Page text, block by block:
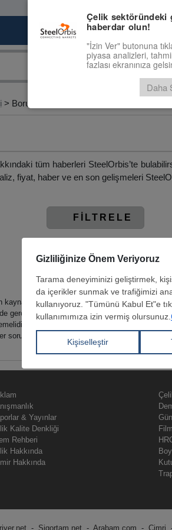
Pazaryeri
> Boru > Profil
tüm haberleri SteelOrbis’te
fiyat, haber ve en son gelişmeleri
FİLTRELE
Kayıt
kaynaklardan alınmasına rağmen, bu bilgilerin
gerçekleşen işlemlerden toplanan bilgileri
Bu bilgilerin ticari amaçlı işlemlerde
için Müşteri Hizmetleri Birimi ile
& Yayınlar
Kalite Denkliği
Rehberi
Hakkında
Hakkında
- Sigortam.net - Arabam.com - Cimri
Çelik sektöründeki
haberdar olun!
"İzin Ver" butonuna
piyasa analizleri,
fazlası ekranınıza
Daha